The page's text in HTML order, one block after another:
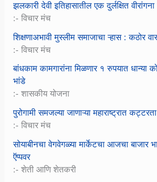
झलकारी देवी इतिहासातील एक दुर्लक्षित वीरांगना
:- विचार मंच
शिक्षणाअभावी मुस्लीम समाजाचा ऱ्हास : कठोर
:- विचार मंच
बांधकाम कामगारांना मिळणार १ रुपयात धान्या
भांडे
:- शासकीय योजना
पुरोगामी समजल्या जाणाऱ्या महाराष्ट्रात
:- विचार मंच
सोयाबीनचा वेगवेगळ्या मार्केटचा आजचा बाजार
ऍप्पवर
:- शेती आणि शेतकरी